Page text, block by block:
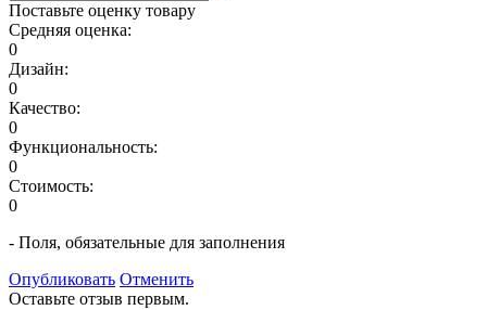
Поставьте оценку товару
Средняя оценка:
0
Дизайн:
0
Качество:
0
Функциональность:
0
Стоимость:
0
- Поля, обязательные для заполнения
Опубликовать Отменить
Оставьте отзыв первым.